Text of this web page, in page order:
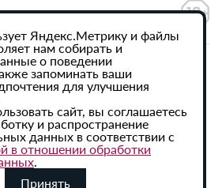
персональных данных
сайта активная
64» обязательна.
Яндекс.Метрику и файлы
нам собирать и
о поведении
запоминать ваши
для улучшения
сайт, вы соглашаетесь
и распространение
данных в соответствии с
в отношении обработки
.
Принять